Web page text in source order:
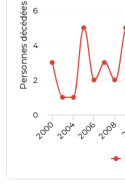
Personnes décédées
2000200420062008
0
2
4
6